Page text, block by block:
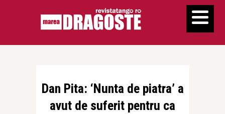
Dan Pita: ‘Nunta de piatra’ a
avut de suferit pentru ca